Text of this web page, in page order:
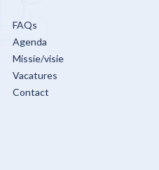
FAQs
Agenda
Missie/visie
Vacatures
Contact